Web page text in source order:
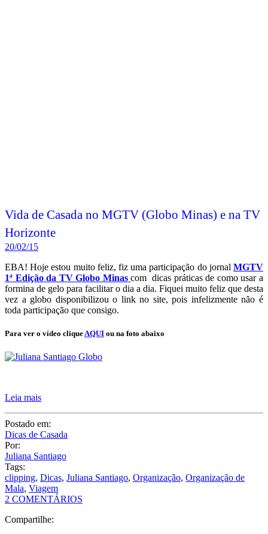
Vida de Casada no MGTV (Globo Minas) e na TV
Horizonte
20/02/15
EBA! Hoje estou muito feliz, fiz uma participação do jornal MGTV
1ª Edição da TV Globo Minas com dicas práticas de como usar a
formina de gelo para facilitar o dia a dia. Fiquei muito feliz que desta
vez a globo disponibilizou o link no site, pois infelizmente não é
toda participação que consigo.
Para ver o vídeo cliqueAQUI ou na foto abaixo
Leia mais
Postado em:
Dicas de Casada
Por:
Juliana Santiago
Tags:
clipping, Dicas, Juliana Santiago, Organização, Organização de
Mala, Viagem
2 COMENTÁRIOS
Compartilhe: